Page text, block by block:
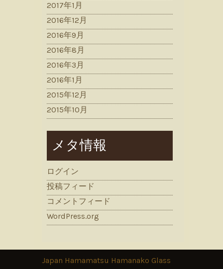
2017年1月
2016年12月
2016年9月
2016年8月
2016年3月
2016年1月
2015年12月
2015年10月
メタ情報
ログイン
投稿フィード
コメントフィード
WordPress.org
Japan Hamamatsu Hamanako Glass